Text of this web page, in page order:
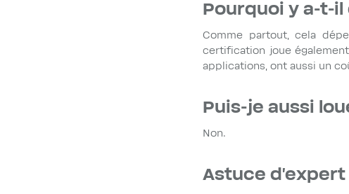
Pourquoi y a-t-
Comme partout, cela
certification joue
applications, ont aussi un
Puis-je aussi
Non.
Astuce d’expert